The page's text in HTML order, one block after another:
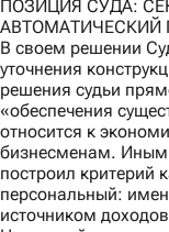
ПОЗИЦИЯ СУДА:
АВТОМАТИЧЕСКИЙ
В своем решении
уточнения
решения судьи
«обеспечения
относится к
бизнесменам.
построил критерий
персональный:
источником